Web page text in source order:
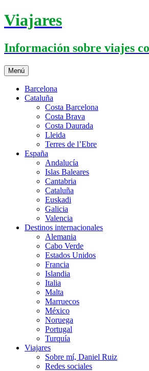
Saltar
al
Viajares
Información sobre viajes
Menú
Barcelona
Cataluña
Costa Barcelona
Costa Brava
Costa Daurada
Lleida
Terres de l’Ebre
España
Andalucía
Islas Baleares
Cantabria
Cataluña
Euskadi
Galicia
Valencia
Destinos internacionales
Alemania
Cabo Verde
Estados Unidos
Francia
Islandia
Italia
Malta
Marruecos
México
Noruega
Portugal
Turquía
Viajares
Sobre mí, Daniel Ruiz
Redes sociales